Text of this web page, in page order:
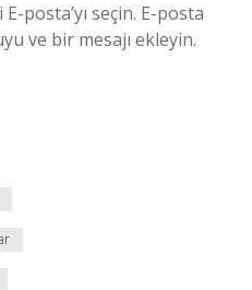
posta’yı seçin. E-posta
ve bir mesajı ekleyin.